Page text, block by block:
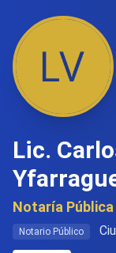
Lic.
Notaría
Notario Público